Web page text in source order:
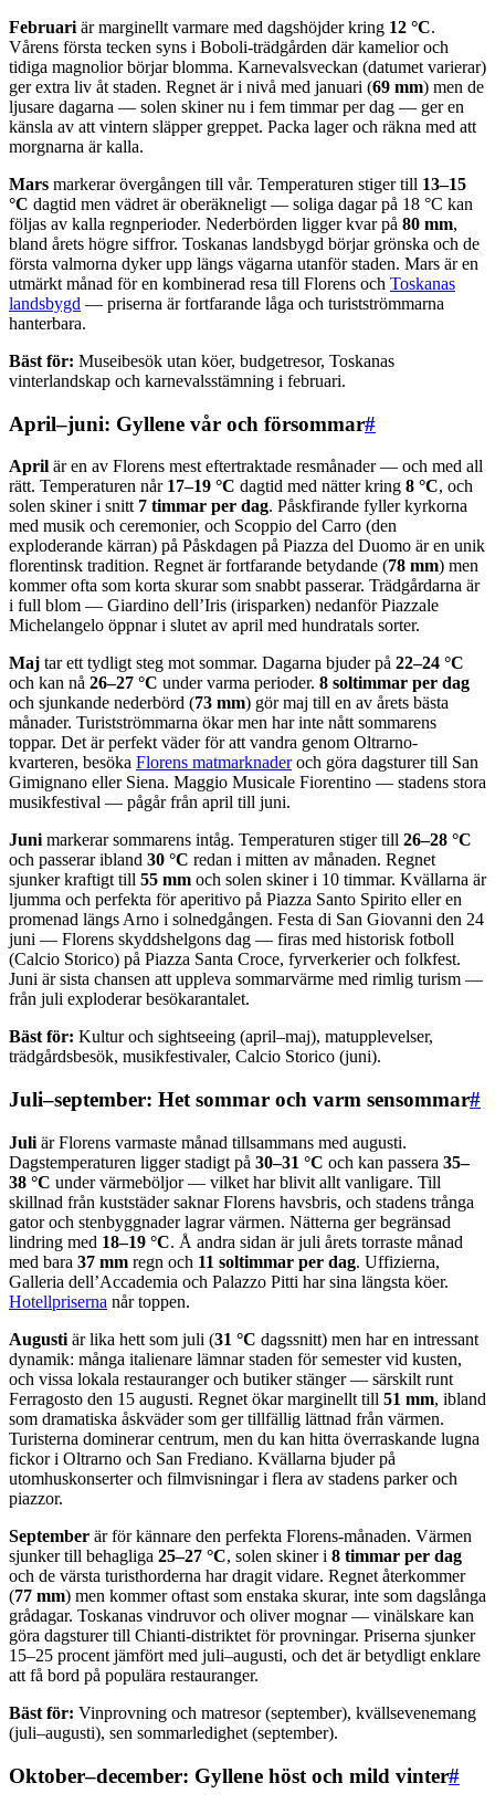
Februari är marginellt varmare med dagshöjder kring 12 °C.
Vårens första tecken syns i Boboli-trädgården där kamelior och
tidiga magnolior börjar blomma. Karnevalsveckan (datumet varierar)
ger extra liv åt staden. Regnet är i nivå med januari (69 mm) men de
ljusare dagarna — solen skiner nu i fem timmar per dag — ger en
känsla av att vintern släpper greppet. Packa lager och räkna med att
morgnarna är kalla.
Mars markerar övergången till vår. Temperaturen stiger till 13–15
°C dagtid men vädret är oberäkneligt — soliga dagar på 18 °C kan
följas av kalla regnperioder. Nederbörden ligger kvar på 80 mm,
bland årets högre siffror. Toskanas landsbygd börjar grönska och de
första valmorna dyker upp längs vägarna utanför staden. Mars är en
utmärkt månad för en kombinerad resa till Florens och Toskanas
landsbygd — priserna är fortfarande låga och turistströmmarna
hanterbara.
Bäst för: Museibesök utan köer, budgetresor, Toskanas
vinterlandskap och karnevalsstämning i februari.
April–juni: Gyllene vår och försommar#
April är en av Florens mest eftertraktade resmånader — och med all
rätt. Temperaturen når 17–19 °C dagtid med nätter kring 8 °C, och
solen skiner i snitt 7 timmar per dag. Påskfirande fyller kyrkorna
med musik och ceremonier, och Scoppio del Carro (den
exploderande kärran) på Påskdagen på Piazza del Duomo är en unik
florentinsk tradition. Regnet är fortfarande betydande (78 mm) men
kommer ofta som korta skurar som snabbt passerar. Trädgårdarna är
i full blom — Giardino dell’Iris (irisparken) nedanför Piazzale
Michelangelo öppnar i slutet av april med hundratals sorter.
Maj tar ett tydligt steg mot sommar. Dagarna bjuder på 22–24 °C
och kan nå 26–27 °C under varma perioder. 8 soltimmar per dag
och sjunkande nederbörd (73 mm) gör maj till en av årets bästa
månader. Turistströmmarna ökar men har inte nått sommarens
toppar. Det är perfekt väder för att vandra genom Oltrarno-
kvarteren, besöka Florens matmarknaderoch göra dagsturer till San
Gimignano eller Siena. Maggio Musicale Fiorentino — stadens stora
musikfestival — pågår från april till juni.
Junimarkerar sommarens intåg. Temperaturen stiger till 26–28 °C
och passerar ibland 30 °C redan i mitten av månaden. Regnet
sjunker kraftigt till 55 mm och solen skiner i 10 timmar. Kvällarna är
ljumma och perfekta för aperitivo på Piazza Santo Spirito eller en
promenad längs Arno i solnedgången. Festa di San Giovanni den 24
juni — Florens skyddshelgons dag — firas med historisk fotboll
(Calcio Storico) på Piazza Santa Croce, fyrverkerier och folkfest.
Juni är sista chansen att uppleva sommarvärme med rimlig turism —
från juli exploderar besökarantalet.
Bäst för: Kultur och sightseeing (april–maj), matupplevelser,
trädgårdsbesök, musikfestivaler, Calcio Storico (juni).
Juli–september: Het sommar och varm sensommar#
Juli är Florens varmaste månad tillsammans med augusti.
Dagstemperaturen ligger stadigt på 30–31 °C och kan passera 35–
38 °C under värmeböljor — vilket har blivit allt vanligare. Till
skillnad från kuststäder saknar Florens havsbris, och stadens trånga
gator och stenbyggnader lagrar värmen. Nätterna ger begränsad
lindring med 18–19 °C. Å andra sidan är juli årets torraste månad
med bara 37 mm regn och 11 soltimmar per dag. Uffizierna,
Galleria dell’Accademia och Palazzo Pitti har sina längsta köer.
Hotellpriserna når toppen.
Augusti är lika hett som juli (31 °C dagssnitt) men har en intressant
dynamik: många italienare lämnar staden för semester vid kusten,
och vissa lokala restauranger och butiker stänger — särskilt runt
Ferragosto den 15 augusti. Regnet ökar marginellt till 51 mm, ibland
som dramatiska åskväder som ger tillfällig lättnad från värmen.
Turisterna dominerar centrum, men du kan hitta överraskande lugna
fickor i Oltrarno och San Frediano. Kvällarna bjuder på
utomhuskonserter och filmvisningar i flera av stadens parker och
piazzor.
September är för kännare den perfekta Florens-månaden. Värmen
sjunker till behagliga 25–27 °C, solen skiner i 8 timmar per dag
och de värsta turisthorderna har dragit vidare. Regnet återkommer
(77 mm) men kommer oftast som enstaka skurar, inte som dagslånga
grådagar. Toskanas vindruvor och oliver mognar — vinälskare kan
göra dagsturer till Chianti-distriktet för provningar. Priserna sjunker
15–25 procent jämfört med juli–augusti, och det är betydligt enklare
att få bord på populära restauranger.
Bäst för: Vinprovning och matresor (september), kvällsevenemang
(juli–augusti), sen sommarledighet (september).
Oktober–december: Gyllene höst och mild vinter#